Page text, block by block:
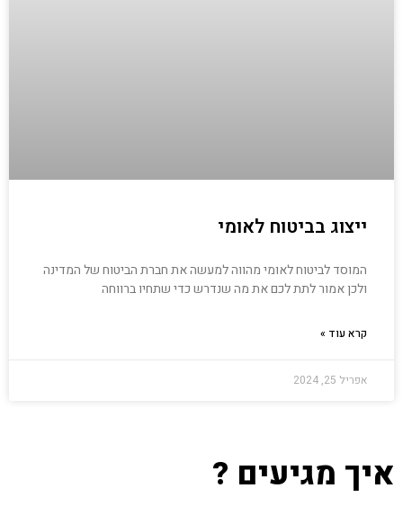
ייצוג בביטוח לאומי
המוסד לביטוח לאומי מהווה למעשה את חברת הביטוח של המדינה
ולכן אמור לתת לכם את מה שנדרש כדי שתחיו ברווחה
קרא עוד »
אפריל 25, 2024
איך מגיעים ?